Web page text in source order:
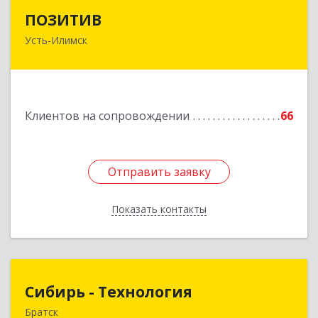
ПОЗИТИВ
Усть-Илимск
Клиентов на сопровождении 66
Отправить заявку
Показать контакты
666679, Иркутская обл, Усть-Илимск г, Дружбы
Отправить заявку
Назад
Сибирь - Технология
Братск